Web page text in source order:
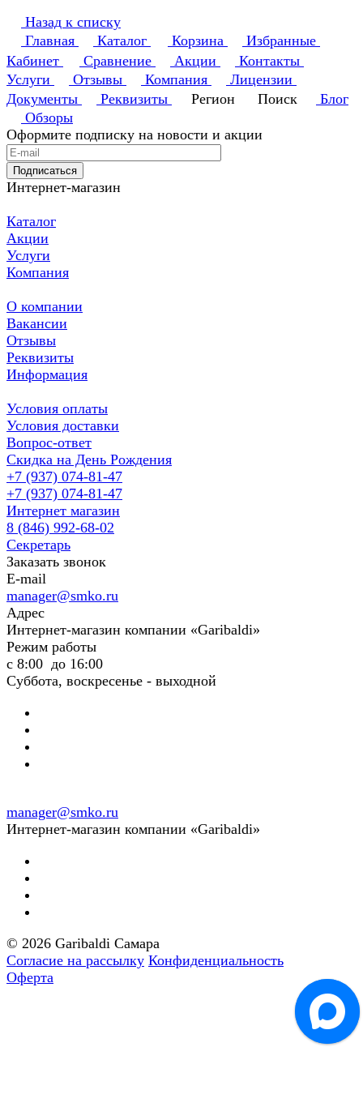
Назад к списку
Главная
Каталог Корзина
Избранные
Кабинет
Сравнение Акции
Контакты
Услуги
Отзывы Компания
Лицензии
Документы
Реквизиты Регион Поиск
Блог
Обзоры
Оформите подписку на новости и акции
Подписаться
Интернет-магазин
Каталог
Акции
Услуги
Компания
О компании
Вакансии
Отзывы
Реквизиты
Информация
Условия оплаты
Условия доставки
Вопрос-ответ
Скидка на День Рождения
+7 (937) 074-81-47
+7 (937) 074-81-47
Интернет магазин
8 (846) 992-68-02
Секретарь
Заказать звонок
E-mail
manager@smko.ru
Адрес
Интернет-магазин компании «Garibaldi»
Режим работы
с 8:00 до 16:00
Суббота, воскресенье - выходной
manager@smko.ru
Интернет-магазин компании «Garibaldi»
© 2026 Garibaldi Самара
Согласие на рассылку Конфиденциальность
Оферта